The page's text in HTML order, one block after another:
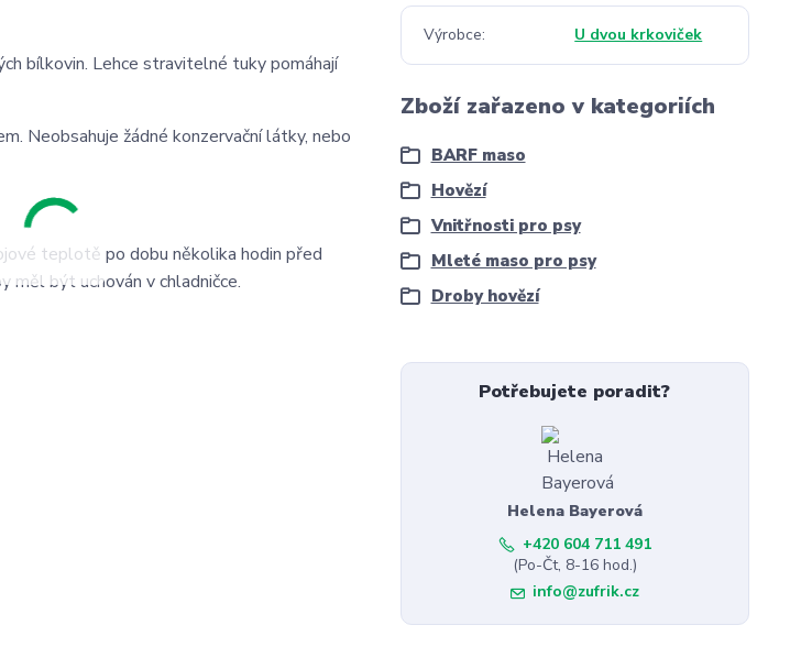
bílkovin. Lehce stravitelné tuky pomáhají
Neobsahuje žádné konzervační látky, nebo
teplotě po dobu několika hodin před
měl být uchován v chladničce.
Výrobce U dvou krkoviček
Zboží zařazeno v kategoriích
BARF maso
Hovězí
Vnitřnosti pro psy
Mleté maso pro psy
Droby hovězí
Potřebujete poradit?
Helena Bayerová
+420 604 711 491
(Po-Čt, 8-16 hod.)
info@zufrik.cz